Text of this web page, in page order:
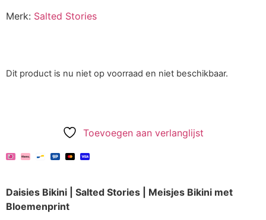
Merk: Salted Stories
Dit product is nu niet op voorraad en niet beschikbaar.
Toevoegen aan verlanglijst
Daisies Bikini | Salted Stories | Meisjes Bikini met
Bloemenprint